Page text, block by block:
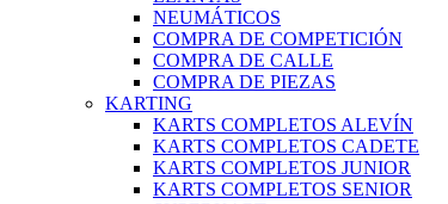
NEUMÁTICOS
COMPRA DE COMPETICIÓN
COMPRA DE CALLE
COMPRA DE PIEZAS
KARTING
KARTS COMPLETOS ALEVÍN
KARTS COMPLETOS CADETE
KARTS COMPLETOS JUNIOR
KARTS COMPLETOS SENIOR